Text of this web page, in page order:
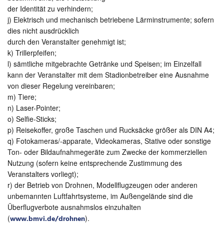
der Identität zu verhindern;
j) Elektrisch und mechanisch betriebene Lärminstrumente; sofern
dies nicht ausdrücklich
durch den Veranstalter genehmigt ist;
k) Trillerpfeifen;
l) sämtliche mitgebrachte Getränke und Speisen; im Einzelfall
kann der Veranstalter mit dem Stadionbetreiber eine Ausnahme
von dieser Regelung vereinbaren;
m) Tiere;
n) Laser-Pointer;
o) Selfie-Sticks;
p) Reisekoffer, große Taschen und Rucksäcke größer als DIN A4;
q) Fotokameras/-apparate, Videokameras, Stative oder sonstige
Ton- oder Bildaufnahmegeräte zum Zwecke der kommerziellen
Nutzung (sofern keine entsprechende Zustimmung des
Veranstalters vorliegt);
r) der Betrieb von Drohnen, Modellflugzeugen oder anderen
unbemannten Luftfahrtsysteme, im Außengelände sind die
Überflugverbote ausnahmslos einzuhalten
(www.bmvi.de/drohnen).